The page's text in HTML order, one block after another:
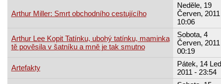
Arthur Miller: Smrt obchodního cestujícího
Neděle, 19
Červen,
10:06
Arthur Lee Kopit Tatínku, ubohý tatínku, maminka
tě pověsila v šatníku a mně je tak smutno
Sobota, 4
Červen,
00:19
Artefakty
Pátek, 14
2011 - 23:54